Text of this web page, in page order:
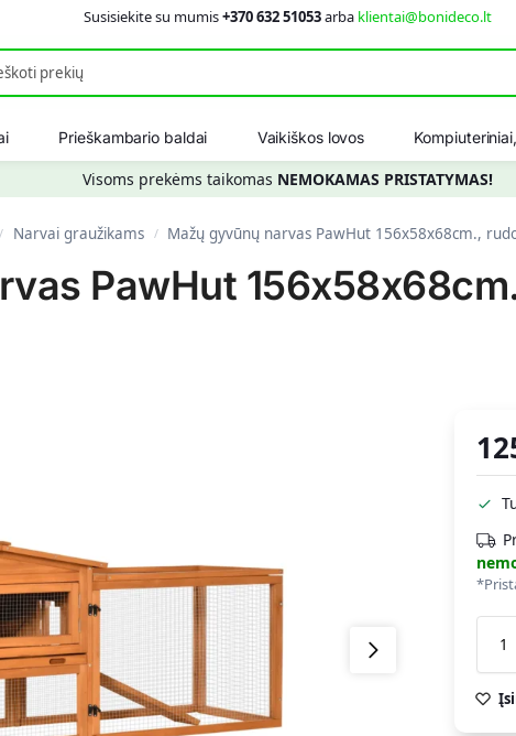
Susisiekite su mumis+370 632 51053arba klientai@bonideco.lt
Prieškambario baldai Vaikiškos lovos
Visoms prekėms taikomas NEMOKAMAS PRISTATYMAS!
/ Narvai graužikams / Mažų gyvūnų narvas PawHut 156x58x68cm.,
PawHut